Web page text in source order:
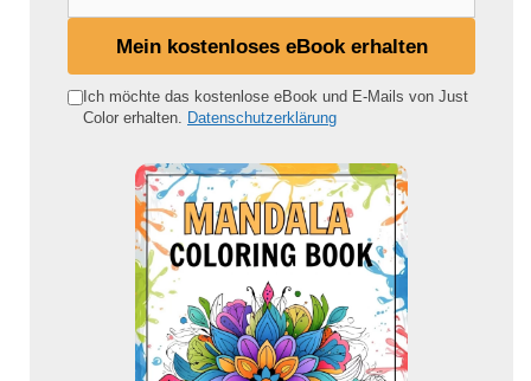
e
Mein kostenloses eBook erhalten
Ich möchte das kostenlose eBook und E-Mails von Just
Color erhalten.
Datenschutzerklärung